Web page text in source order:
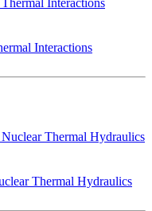
Interactions
Thermal Hydraulics